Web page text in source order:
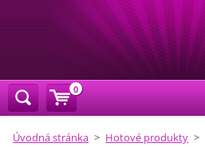
Úvodná stránka > Hotové produkty >
0